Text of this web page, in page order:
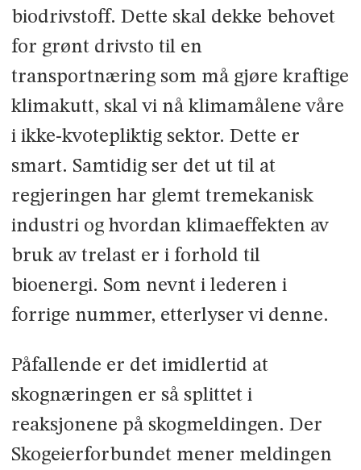
biodrivstoff. Dette skal dekke behovet
for grønt drivsto til en
transportnæring som må gjøre kraftige
klimakutt, skal vi nå klimamålene våre
i ikke-kvotepliktig sektor. Dette er
smart. Samtidig ser det ut til at
regjeringen har glemt tremekanisk
industri og hvordan klimaeffekten av
bruk av trelast er i forhold til
bioenergi. Som nevnt i lederen i
forrige nummer, etterlyser vi denne.
Påfallende er det imidlertid at
skognæringen er så splittet i
reaksjonene på skogmeldingen. Der
Skogeierforbundet mener meldingen